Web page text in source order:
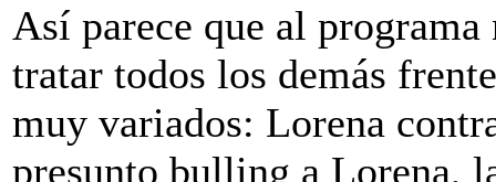
Así parece que al
tratar todos los demás
muy variados: Lorena
presunto bulling a Lorena,